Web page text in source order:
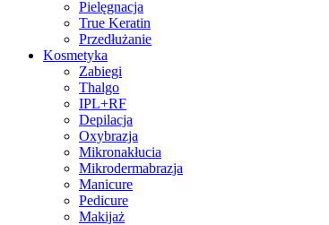
Pielęgnacja
True Keratin
Przedłużanie
Kosmetyka
Zabiegi
Thalgo
IPL+RF
Depilacja
Oxybrazja
Mikronakłucia
Mikrodermabrazja
Manicure
Pedicure
Makijaż